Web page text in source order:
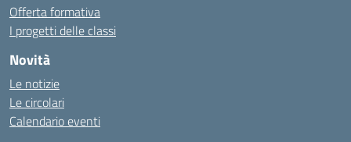
Offerta formativa
I progetti delle classi
Novità
Le notizie
Le circolari
Calendario eventi